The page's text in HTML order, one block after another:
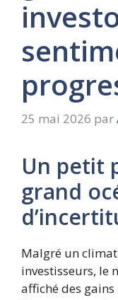
25 mai 2026 par
Un petit
grand
Malgré un
investisseurs, le
affiché des